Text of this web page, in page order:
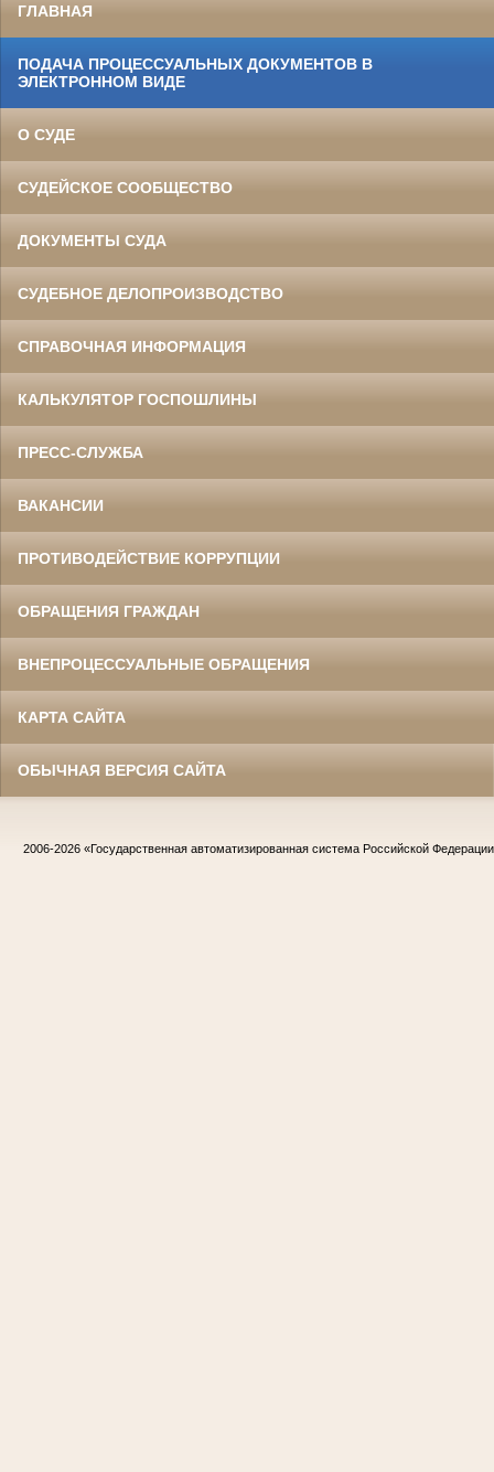
ГЛАВНАЯ
ПОДАЧА ПРОЦЕССУАЛЬНЫХ ДОКУМЕНТОВ В
ЭЛЕКТРОННОМ ВИДЕ
О СУДЕ
СУДЕЙСКОЕ СООБЩЕСТВО
ДОКУМЕНТЫ СУДА
СУДЕБНОЕ ДЕЛОПРОИЗВОДСТВО
СПРАВОЧНАЯ ИНФОРМАЦИЯ
КАЛЬКУЛЯТОР ГОСПОШЛИНЫ
ПРЕСС-СЛУЖБА
ВАКАНСИИ
ПРОТИВОДЕЙСТВИЕ КОРРУПЦИИ
ОБРАЩЕНИЯ ГРАЖДАН
ВНЕПРОЦЕССУАЛЬНЫЕ ОБРАЩЕНИЯ
КАРТА САЙТА
ОБЫЧНАЯ ВЕРСИЯ САЙТА
2006-2026 «Государственная автоматизированная система Российской